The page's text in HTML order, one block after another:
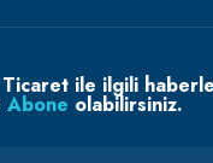
Ticaret ile ilgili
Abone olabilirsiniz.